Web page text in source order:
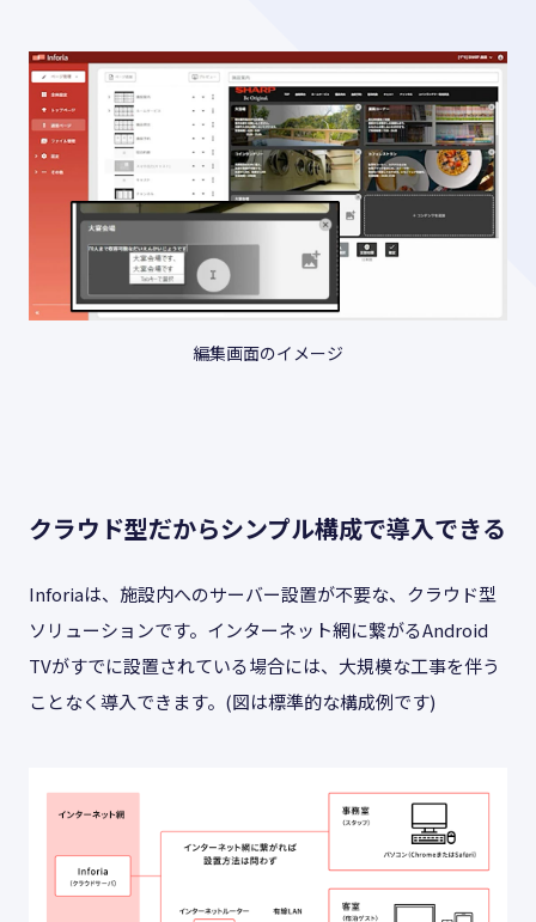
編集画面のイメージ
クラウド型だからシンプル構成で導入できる
Inforiaは、施設内へのサーバー設置が不要な、クラウド型
ソリューションです。インターネット網に繋がるAndroid
TVがすでに設置されている場合には、大規模な工事を伴う
ことなく導入できます。(図は標準的な構成例です)